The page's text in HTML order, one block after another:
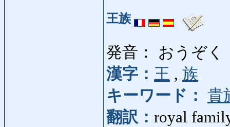
王族
発音： おうぞく
漢字： 王 , 族
キーワード： 貴
翻訳： royal